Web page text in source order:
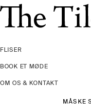
Spring
til
navigation
Spring
til
indhold
FLISER
BOOK ET MØDE
OM OS & KONTAKT
MÅSKE